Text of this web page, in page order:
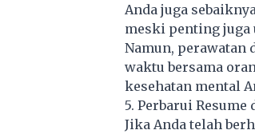
Anda juga
meski penting juga
Namun, perawatan
waktu bersama
kesehatan mental
5. Perbarui
Jika Anda telah